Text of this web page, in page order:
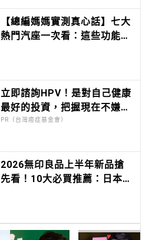
【總編媽媽實測真心話】七大
熱門汽座一次看：這些功能我
立即諮詢HPV！是對自己健康
最好的投資，把握現在不嫌
晚！
PR（台灣癌症基金會）
2026無印良品上半年新品搶
先看！10大必買推薦：日本缺